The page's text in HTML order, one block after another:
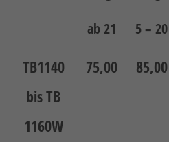
ab 21 5 – 20
TB1140
bis TB
1160W
75,00 85,00